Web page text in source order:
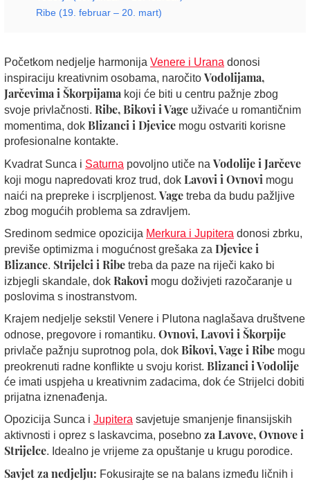
Ribe (19. februar – 20. mart)
Početkom nedjelje harmonija Venere i Urana donosi
inspiraciju kreativnim osobama, naročito Vodolijama,
Jarčevima i Škorpijama koji će biti u centru pažnje zbog
svoje privlačnosti. Ribe, Bikovi i Vage uživaće u romantičnim
momentima, dok Blizanci i Djevice mogu ostvariti korisne
profesionalne kontakte.
Kvadrat Sunca i Saturna povoljno utiče na Vodolije i Jarčeve
koji mogu napredovati kroz trud, dok Lavovi i Ovnovi mogu
naići na prepreke i iscrpljenost. Vage treba da budu pažljive
zbog mogućih problema sa zdravljem.
Sredinom sedmice opozicija Merkura i Jupitera donosi zbrku,
previše optimizma i mogućnost grešaka za Djevice i
Blizance. Strijelci i Ribe treba da paze na riječi kako bi
izbjegli skandale, dok Rakovi mogu doživjeti razočaranje u
poslovima s inostranstvom.
Krajem nedjelje sekstil Venere i Plutona naglašava društvene
odnose, pregovore i romantiku. Ovnovi, Lavovi i Škorpije
privlače pažnju suprotnog pola, dok Bikovi, Vage i Ribe mogu
preokrenuti radne konflikte u svoju korist. Blizanci i Vodolije
će imati uspjeha u kreativnim zadacima, dok će Strijelci dobiti
prijatna iznenađenja.
Opozicija Sunca i Jupitera savjetuje smanjenje finansijskih
aktivnosti i oprez s laskavcima, posebno za Lavove, Ovnove i
Strijelce. Idealno je vrijeme za opuštanje u krugu porodice.
Savjet za nedjelju: Fokusirajte se na balans između ličnih i